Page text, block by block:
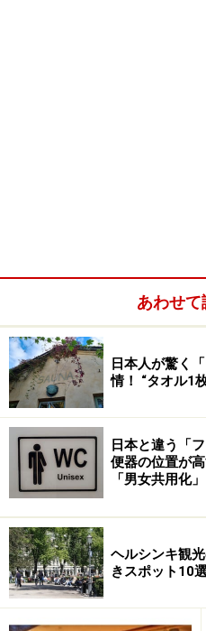
あわせ
日本人が驚く
情！ “タオル1
日本と違う「
便器の位置が
「男女共用化」
ヘルシンキ観
きスポット10